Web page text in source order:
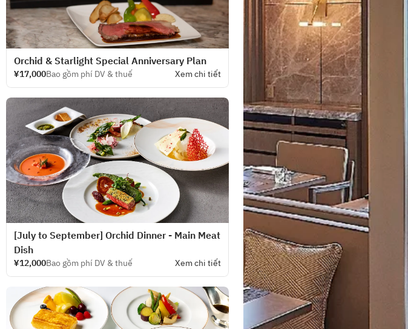
Orchid & Starlight Special Anniversary Plan
¥17,000Bao gồm phí DV & thuế Xem chi tiết
[July to September] Orchid Dinner - Main Meat
Dish
¥12,000Bao gồm phí DV & thuế Xem chi tiết